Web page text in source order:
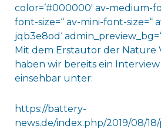
color=’#000000′ av-medium-
font-size=“ av-mini-font-size=“
jqb3e8od‘
Mit dem Erstautor der Nature
haben wir bereits ein
einsehbar unter:
https://battery-
news.de/index.php/2019/08/